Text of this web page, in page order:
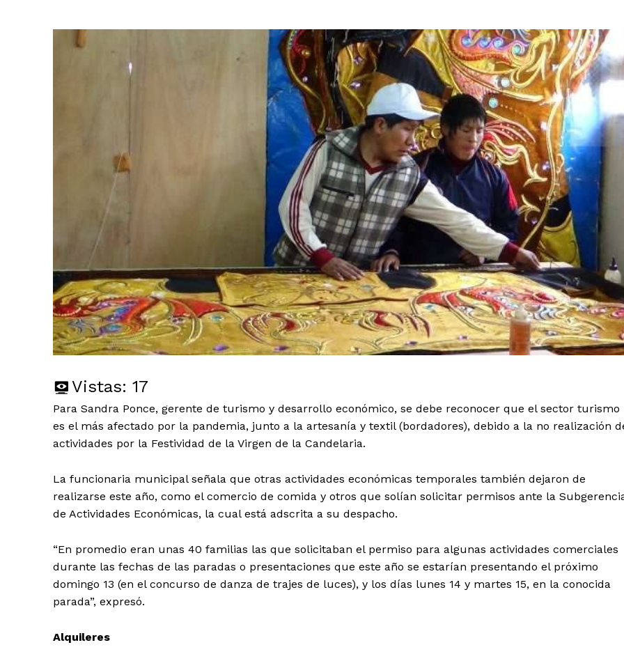
Vistas: 17
Para Sandra Ponce, gerente de turismo y desarrollo económico, se debe reconocer que el sector turismo
es el más afectado por la pandemia, junto a la artesanía y textil (bordadores), debido a la no realización
actividades por la Festividad de la Virgen de la Candelaria.
La funcionaria municipal señala que otras actividades económicas temporales también dejaron de
realizarse este año, como el comercio de comida y otros que solían solicitar permisos ante la
de Actividades Económicas, la cual está adscrita a su despacho.
“En promedio eran unas 40 familias las que solicitaban el permiso para algunas actividades comerciales
durante las fechas de las paradas o presentaciones que este año se estarían presentando el próximo
domingo 13 (en el concurso de danza de trajes de luces), y los días lunes 14 y martes 15, en la conocida
parada”, expresó.
Alquileres